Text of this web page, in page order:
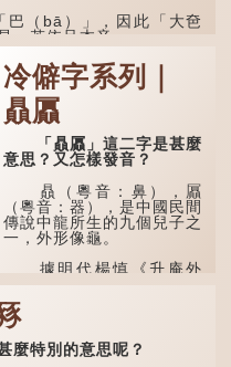
（bā）」，因此「大夿
，若依足本音，...
冷僻字系列｜
贔屭
「贔屭」這二字是甚麼
意思？又怎樣發音？
贔（粵音：鼻），屭
（粵音：器），是中國民間
傳說中龍所生的九個兒子之
一，外形像龜。
據明代楊慎《升庵外
集》記載，龍生九子的次序
排列為：贔屭、螭吻、蒲
牢、狴犴、饕餮、蚣蝮、睚
眥、狻猊、椒圖（此為其中
一種說法）。
特別的意思呢？